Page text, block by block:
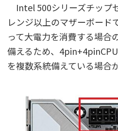
Intel 500シリーズチップ
レンジ以上のマザーボード
って大電力を消費する場合
備えるため、
を複数系統備えている場合